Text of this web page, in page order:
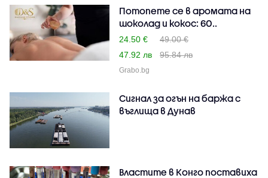
Потопете се в аромата на
шоколад и кокос: 60..
24.50 €
49.00 €
47.92 лв
95.84 лв
Grabo.bg
Сигнал за огън на баржа с
въглища в Дунав
Властите в Конго поставиха